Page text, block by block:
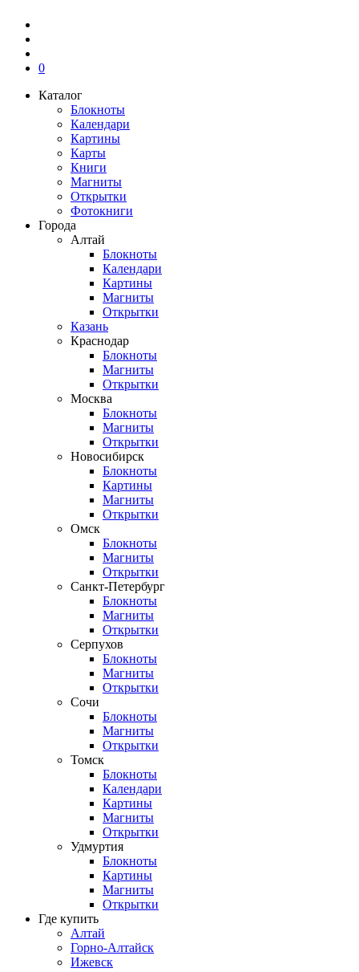
0
Каталог
Блокноты
Календари
Картины
Карты
Книги
Магниты
Открытки
Фотокниги
Города
Алтай
Блокноты
Календари
Картины
Магниты
Открытки
Казань
Краснодар
Блокноты
Магниты
Открытки
Москва
Блокноты
Магниты
Открытки
Новосибирск
Блокноты
Картины
Магниты
Открытки
Омск
Блокноты
Магниты
Открытки
Санкт-Петербург
Блокноты
Магниты
Открытки
Серпухов
Блокноты
Магниты
Открытки
Сочи
Блокноты
Магниты
Открытки
Томск
Блокноты
Календари
Картины
Магниты
Открытки
Удмуртия
Блокноты
Картины
Магниты
Открытки
Где купить
Алтай
Горно-Алтайск
Ижевск